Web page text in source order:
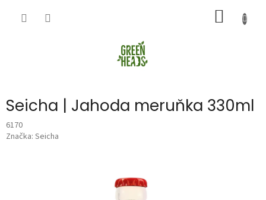
KOŠÍK
Seicha | Jahoda meruňka 330ml
6170
Značka: Seicha